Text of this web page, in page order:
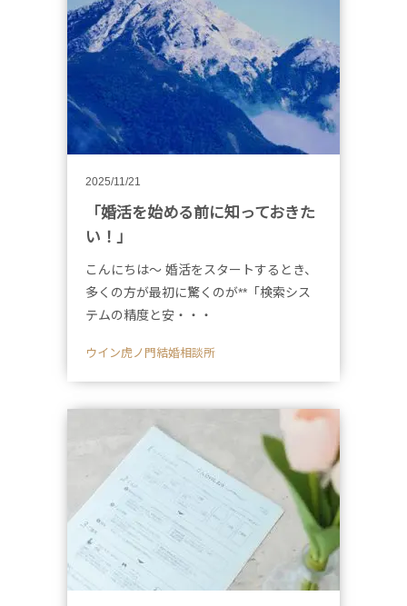
2025/11/21
「婚活を始める前に知っておきた
い！」
こんにちは～ 婚活をスタートするとき、
多くの方が最初に驚くのが**「検索シス
テムの精度と安・・・
ウイン虎ノ門結婚相談所